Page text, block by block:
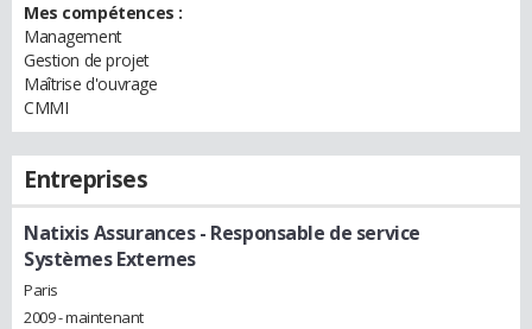
Mes compétences :
Management
Gestion de projet
Maîtrise d'ouvrage
CMMI
Entreprises
Natixis Assurances- Responsable de service
Systèmes Externes
Paris
2009 - maintenant